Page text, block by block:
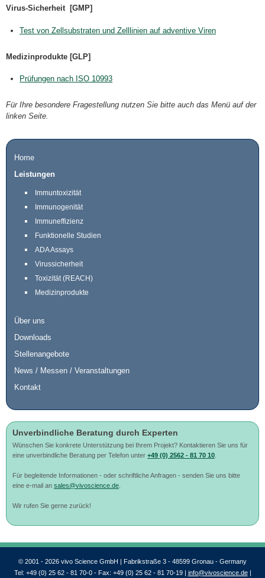
Virus-Sicherheit [GMP]
Test von Zellsubstraten und Zelllinien auf adventive Viren
Medizinprodukte [GLP]
Prüfungen nach ISO 10993
Für Ihre besondere Fragestellung nutzen Sie bitte auch das Menü auf der
linken Seite.
Home
Leistungen
Immuntoxizität
Immunogenität
Immuneffizienz
Funktionelle Studien
ADA Assays
Virussicherheit
Toxizität (REACH)
Medizinprodukte
Über uns
Downloads
Stellenangebote
News / Messen / Veranstaltungen
Kontakt
Unverbindliche Beratung durch Experten
Wünschen Sie konkrete Unterstützung bei Ihrem Projekt? Kontaktieren Sie uns für
eine unverbindliche Beratung per Telefon unter +49 (0) 2562 - 81 70 10
Für begleitende Informationen - oder schriftliche Anfragen - senden Sie uns bitte
eine e-mail an sales@vivoscience.de
Wir rufen Sie gerne zurück!
© 2001 - 2026 vivo Science GmbH | Fabrikstraße 3 - 48599 Gronau - Germany
Tel: +49 (0) 25 62 - 81 70-0 - Fax: +49 (0) 25 62 - 81 70-19 | info@vivoscience.de|